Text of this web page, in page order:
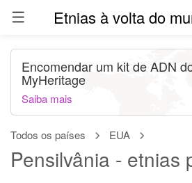
Etnias à volta do
Todos os países EUA
Pensilvânia - etnias
Encomendar um kit de ADN
MyHeritage
Saiba mais